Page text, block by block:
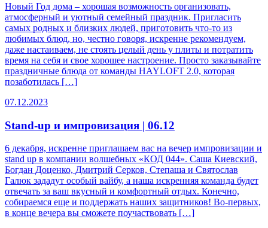
Новый Год дома – хорошая возможность организовать,
атмосферный и уютный семейный праздник. Пригласить
самых родных и близких людей, приготовить что-то из
любимых блюд, но, честно говоря, искренне рекомендуем,
даже настаиваем, не стоять целый день у плиты и потратить
время на себя и свое хорошее настроение. Просто заказывайте
праздничные блюда от команды HAYLOFT 2.0, которая
позаботилась […]
07.12.2023
Stand-up и импровизация | 06.12
6 декабря, искренне приглашаем вас на вечер импровизации и
stand up в компании волшебных «КОД 044». Саша Киевский,
Богдан Доценко, Дмитрий Серков, Степаша и Святослав
Галюк зададут особый вайбу, а наша искренняя команда будет
отвечать за ваш вкусный и комфортный отдых. Конечно,
собираемся еще и поддержать наших защитников! Во-первых,
в конце вечера вы сможете поучаствовать […]